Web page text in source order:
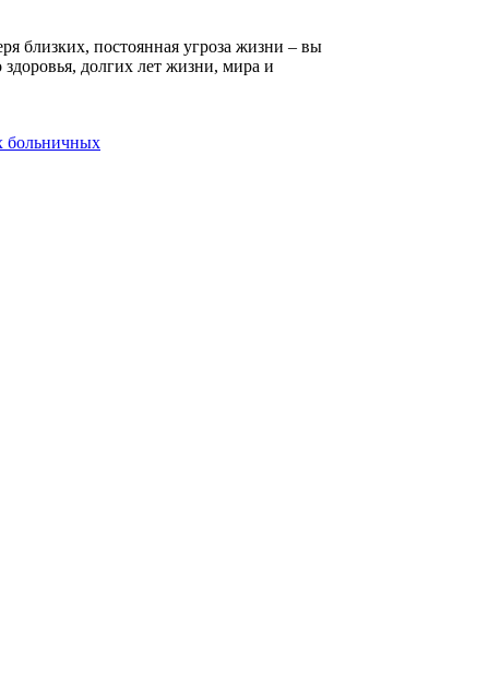
близких, постоянная угроза жизни – вы
долгих лет жизни, мира и
больничных